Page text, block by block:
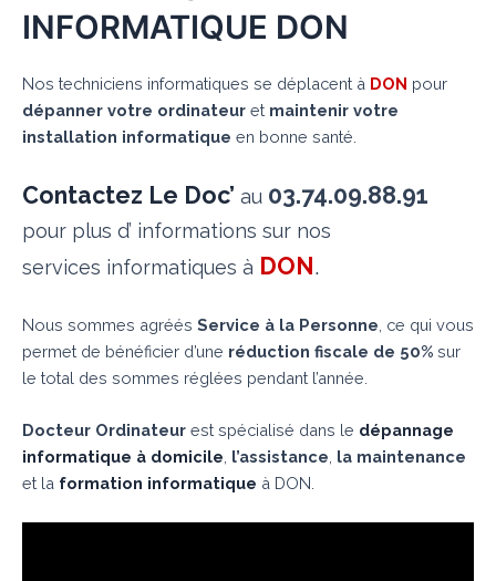
INFORMATIQUE DON
Nos techniciens informatiques se déplacent à DON pour
dépanner votre ordinateur et maintenir votre
installation informatique en bonne santé.
Contactez Le Doc’ au 03.74.09.88.91
pour plus d’ informations sur nos
services informatiques à DON.
Nous sommes agréés Service à la Personne , ce qui vous
permet de bénéficier d’une réduction fiscale de 50% sur
le total des sommes réglées pendant l’année.
Docteur Ordinateur est spécialisé dans le dépannage
informatique à domicile l’assistance la maintenance
et la formation informatique à DON.